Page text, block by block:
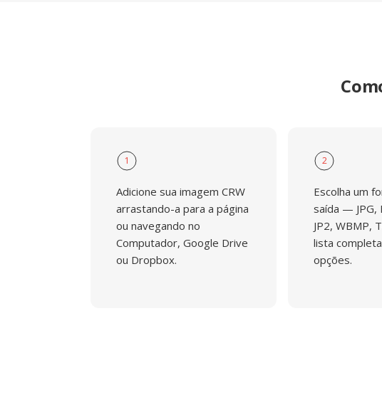
1
Adicione sua imagem CRW
arrastando-a para a página
ou navegando no
Computador, Google Drive
ou Dropbox.
2
Escolha um
saída — JPG,
JP2, WBMP,
lista
opções.